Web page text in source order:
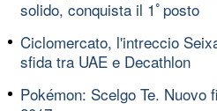
solido, conquista il 1ﾟposto
Ciclomercato, l'intreccio
sfida tra UAE e Decathlon
Pokémon: Scelgo Te. Nuovo